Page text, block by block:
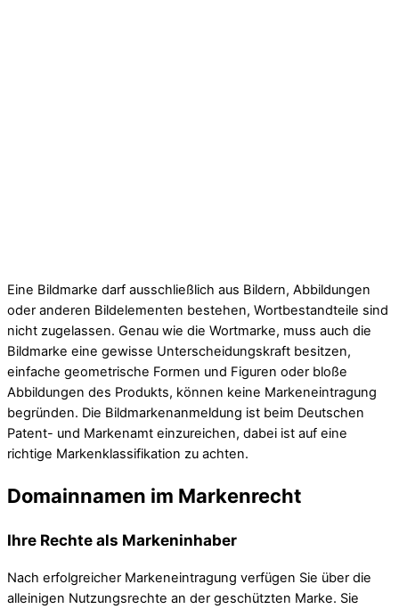
Eine Bildmarke darf ausschließlich aus Bildern, Abbildungen
oder anderen Bildelementen bestehen, Wortbestandteile sind
nicht zugelassen. Genau wie die Wortmarke, muss auch die
Bildmarke eine gewisse Unterscheidungskraft besitzen,
einfache geometrische Formen und Figuren oder bloße
Abbildungen des Produkts, können keine Markeneintragung
begründen. Die Bildmarkenanmeldung ist beim Deutschen
Patent- und Markenamt einzureichen, dabei ist auf eine
richtige Markenklassifikation zu achten.
Domainnamen im Markenrecht
Ihre Rechte als Markeninhaber
Nach erfolgreicher Markeneintragung verfügen Sie über die
alleinigen Nutzungsrechte an der geschützten Marke. Sie